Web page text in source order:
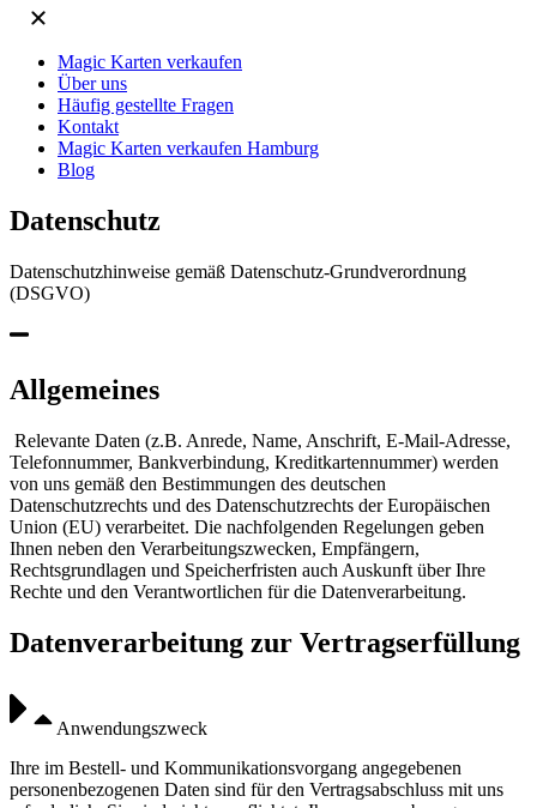
Magic Karten verkaufen
Über uns
Häufig gestellte Fragen
Kontakt
Magic Karten verkaufen Hamburg
Blog
Datenschutz
Datenschutzhinweise gemäß Datenschutz-Grundverordnung
(DSGVO)
Allgemeines
Relevante Daten (z.B. Anrede, Name, Anschrift, E-Mail-Adresse,
Telefonnummer, Bankverbindung, Kreditkartennummer) werden
von uns gemäß den Bestimmungen des deutschen
Datenschutzrechts und des Datenschutzrechts der Europäischen
Union (EU) verarbeitet. Die nachfolgenden Regelungen geben
Ihnen neben den Verarbeitungszwecken, Empfängern,
Rechtsgrundlagen und Speicherfristen auch Auskunft über Ihre
Rechte und den Verantwortlichen für die Datenverarbeitung.
Datenverarbeitung zur Vertragserfüllung
Anwendungszweck
Ihre im Bestell- und Kommunikationsvorgang angegebenen
personenbezogenen Daten sind für den Vertragsabschluss mit uns